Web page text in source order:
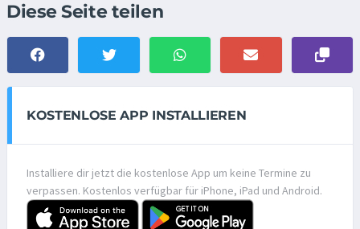
Diese Seite teilen
KOSTENLOSE APP INSTALLIEREN
Installiere dir jetzt die kostenlose App um keine Termine zu
verpassen. Kostenlos verfügbar für iPhone, iPad und Android.